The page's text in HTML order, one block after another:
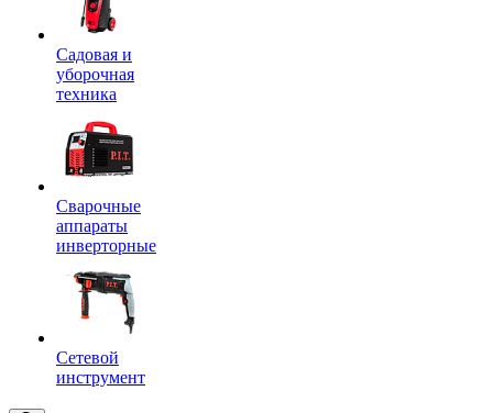
Садовая и
уборочная
техника
Сварочные
аппараты
инверторные
Сетевой
инструмент